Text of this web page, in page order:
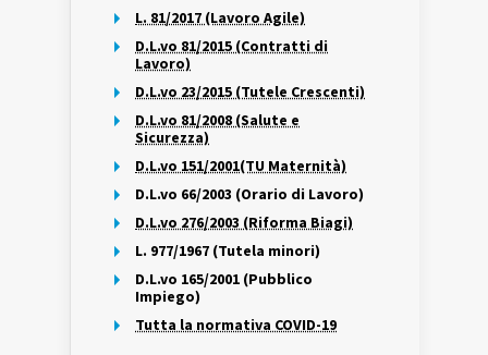
L. 81/2017 (Lavoro Agile)
D.L.vo 81/2015 (Contratti di
Lavoro)
D.L.vo 23/2015 (Tutele Crescenti)
D.L.vo 81/2008 (Salute e
Sicurezza)
D.L.vo 151/2001(TU Maternità)
D.L.vo 66/2003 (Orario di Lavoro)
D.L.vo 276/2003 (Riforma Biagi)
L. 977/1967 (Tutela minori)
D.L.vo 165/2001 (Pubblico
Impiego)
Tutta la normativa COVID-19